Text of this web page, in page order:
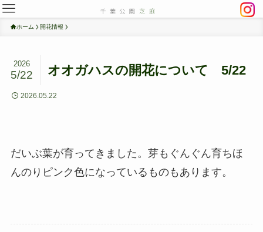
ホーム 開花情報
オオガハスの開花について 5/22
2026
5/22
2026.05.22
だいぶ葉が育ってきました。芽もぐんぐん育ちほ
んのりピンク色になっているものもあります。